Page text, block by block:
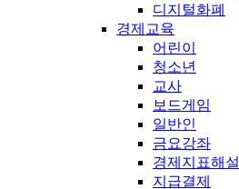
디지털화폐
경제교육
어린이
청소년
교사
보드게임
일반인
금요강좌
경제지표해설
지급결제